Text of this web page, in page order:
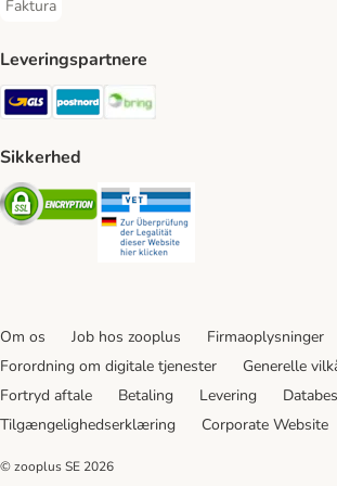
Faktura
Faktura Payment Method
Leveringspartnere
GLS Shipping Method
Postnord Shipping Method
Sikkerhed
Security
Om os Job hos zooplus
Firmaoplysninger
Forordning om digitale tjenester
Generelle
Fortryd aftale
Betaling Levering
Tilgængelighedserklæring
Corporate Website
© zooplus SE 2026